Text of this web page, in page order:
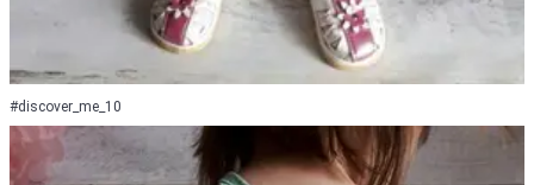
#discover_me_10